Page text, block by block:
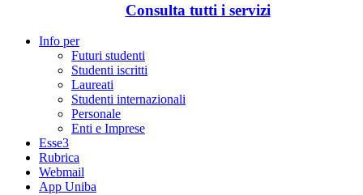
Consulta tutti i servizi
Info per
Futuri studenti
Studenti iscritti
Laureati
Studenti internazionali
Personale
Enti e Imprese
Esse3
Rubrica
Webmail
App Uniba